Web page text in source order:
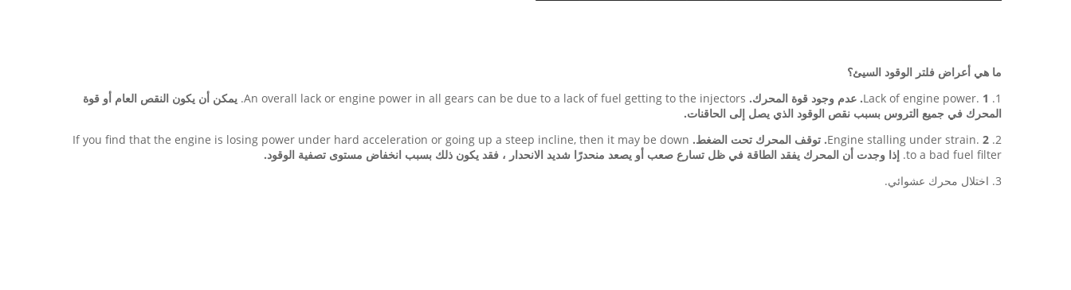
ما هي أعراض فلتر الوقود السيئ؟
1. Lack of engine power. 1. عدم وجود قوة المحرك. An overall lack or engine power in all gears can be due to a lack of fuel getting to the injectors. يمكن أن يكون النقص العام أو قوة
المحرك في جميع التروس بسبب نقص الوقود الذي يصل إلى الحاقنات.
2. Engine stalling under strain. 2. توقف المحرك تحت الضغط.
If you find that the engine is losing power under hard acceleration or going up a steep incline, then it may be down
to a bad fuel filter. إذا وجدت أن المحرك يفقد الطاقة في ظل تسارع صعب أو يصعد منحدرًا شديد الانحدار ، فقد يكون ذلك بسبب انخفاض مستوى تصفية الوقود.
3. اختلال محرك عشوائي.